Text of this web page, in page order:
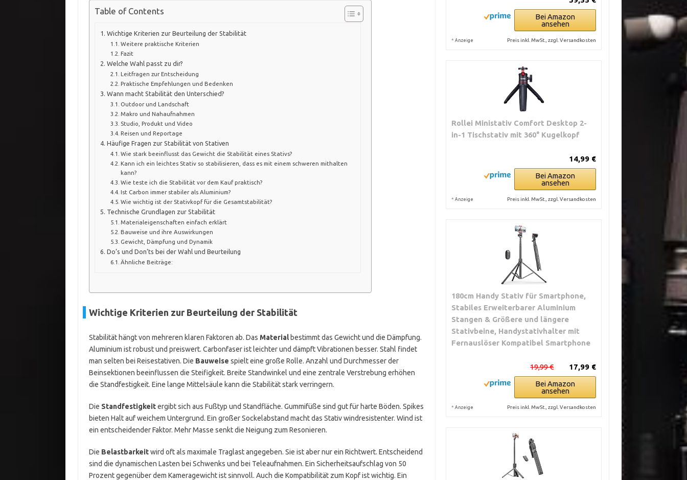
Table of Contents
Wichtige Kriterien zur Beurteilung der Stabilität
Weitere praktische Kriterien
Fazit
Welche Wahl passt zu dir?
Leitfragen zur Entscheidung
Praktische Empfehlungen und Bedenken
Wann macht Stabilität den Unterschied?
Outdoor und Landschaft
Makro und Nahaufnahmen
Studio, Produkt und Video
Reisen und Reportage
Häufige Fragen zur Stabilität von Stativen
Wie stark beeinflusst das Gewicht die Stabilität eines Stativs?
Kann ich ein leichtes Stativ so stabilisieren, dass es mit einem schweren mithalten
kann?
Wie teste ich die Stabilität vor dem Kauf praktisch?
Ist Carbon immer stabiler als Aluminium?
Wie wichtig ist der Stativkopf für die Gesamtstabilität?
Technische Grundlagen zur Stabilität
Materialeigenschaften einfach erklärt
Bauweise und ihre Auswirkungen
Gewicht, Dämpfung und Dynamik
Do’s und Don’ts bei der Wahl und Beurteilung
Ähnliche Beiträge:
Wichtige Kriterien zur Beurteilung der Stabilität
Stabilität hängt von mehreren klaren Faktoren ab. Das Materialbestimmt das Gewicht und die Dämpfung.
Aluminium ist robust und preiswert. Carbonfaser ist leichter und dämpft Vibrationen besser. Stahl findet
man selten bei Reisestativen. Die Bauweise spielt eine große Rolle. Anzahl und Durchmesser der
Beinsektionen beeinflussen die Steifigkeit. Breite Standwinkel und eine zentrale Verstrebung erhöhen
die Standfestigkeit. Eine lange Mittelsäule kann die Stabilität stark verringern.
Die Standfestigkeitergibt sich aus Fußtyp und Standfläche. Gummifüße sind gut für harte Böden. Spikes
bieten Halt auf weichem Untergrund. Ein großer Sockelabstand macht das Stativ windresistenter. Wind ist
ein entscheidender Faktor. Mehr Masse senkt die Neigung zum Resonieren.
Die Belastbarkeitwird oft als maximale Traglast angegeben. Sie ist aber nur ein Richtwert. Entscheidend
sind die dynamischen Lasten bei Schwenks und bei Teleaufnahmen. Ein Sicherheitsaufschlag von 50
Prozent gegenüber dem Kameragewicht ist sinnvoll. Auch die Kompatibilität zum Kopf ist wichtig. Ein
Bei Amazon
ansehen
* Anzeige Preis inkl. MwSt., zzgl. Versandkosten
Rollei Ministativ Comfort Desktop 2-
in-1 Tischstativ mit 360° Kugelkopf
14,99 €
Bei Amazon
ansehen
* Anzeige Preis inkl. MwSt., zzgl. Versandkosten
180cm Handy Stativ für Smartphone,
Stabiles Erweiterbarer Aluminium
Stangen & Größere und längere
Stativbeine, Handystativhalter mit
Fernauslöser Kompatibel Smartphone
17,99 €
19,99 €
Bei Amazon
ansehen
* Anzeige Preis inkl. MwSt., zzgl. Versandkosten